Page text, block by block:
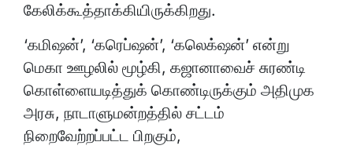
கேலிக்கூத்தாக்கியிருக்கிறது.
‘கமிஷன்’, ‘கரெப்ஷன்’, ‘கலெக்‌ஷன்’ என்று
மெகா ஊழலில் மூழ்கி, கஜானாவைச் சுரண்டி
கொள்ளையடித்துக் கொண்டிருக்கும் அதிமுக
அரசு, நாடாளுமன்றத்தில் சட்டம்
நிறைவேற்றப்பட்ட பிறகும்,